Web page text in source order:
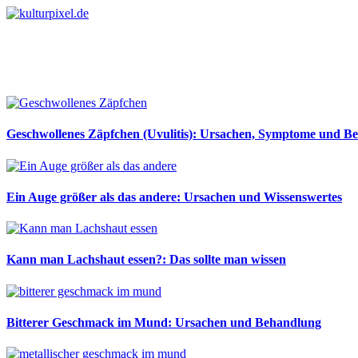
Geschwollenes Zäpfchen (Uvulitis): Ursachen, Symptome und
Ein Auge größer als das andere: Ursachen und Wissenswertes
Kann man Lachshaut essen?: Das sollte man wissen
Bitterer Geschmack im Mund: Ursachen und Behandlung